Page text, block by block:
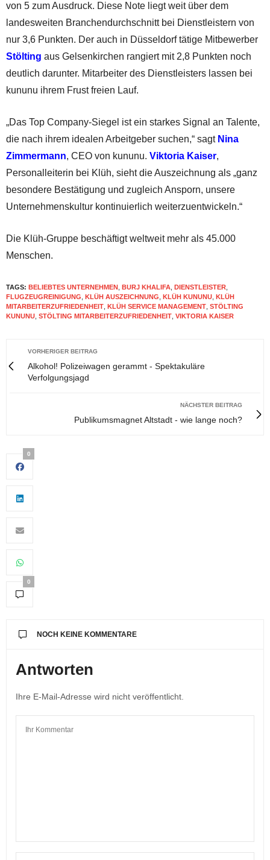
von 5 zum Ausdruck. Diese Note liegt weit über dem
landesweiten Branchendurchschnitt bei Dienstleistern von
nur 3,6 Punkten. Der auch in Düsseldorf tätige Mitbewerber
Stölting aus Gelsenkirchen rangiert mit 2,8 Punkten noch
deutlich darunter. Mitarbeiter des Dienstleisters lassen bei
kununu ihrem Frust freien Lauf.
„Das Top Company-Siegel ist ein starkes Signal an Talente,
die nach ihrem idealen Arbeitgeber suchen,“ sagt Nina
Zimmermann, CEO von kununu. Viktoria Kaiser,
Personalleiterin bei Klüh, sieht die Auszeichnung als „ganz
besondere Bestätigung und zugleich Ansporn, unsere
Unternehmenskultur kontinuierlich weiterzuentwickeln.“
Die Klüh-Gruppe beschäftigt weltweit mehr als 45.000
Menschen.
TAGS: BELIEBTES UNTERNEHMEN , BURJ KHALIFA, DIENSTLEISTER,
FLUGZEUGREINIGUNG, KLÜH AUSZEICHNUNG, KLÜH KUNUNU, KLÜH
MITARBEITERZUFRIEDENHEIT, KLÜH SERVICE MANAGEMENT, STÖLTING
KUNUNU, STÖLTING MITARBEITERZUFRIEDENHEIT, VIKTORIA KAISER
VORHERIGER BEITRAG
Alkohol! Polizeiwagen gerammt - Spektakuläre
Verfolgungsjagd
NÄCHSTER BEITRAG
Publikumsmagnet Altstadt - wie lange noch?
0
0
NOCH KEINE KOMMENTARE
Antworten
Ihre E-Mail-Adresse wird nicht veröffentlicht.